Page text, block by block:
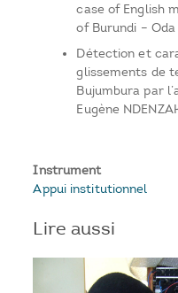
case of English
of Burundi – Oda
Détection et
glissements de
Bujumbura par
Eugène
Instrument
Appui institutionnel
Lire aussi